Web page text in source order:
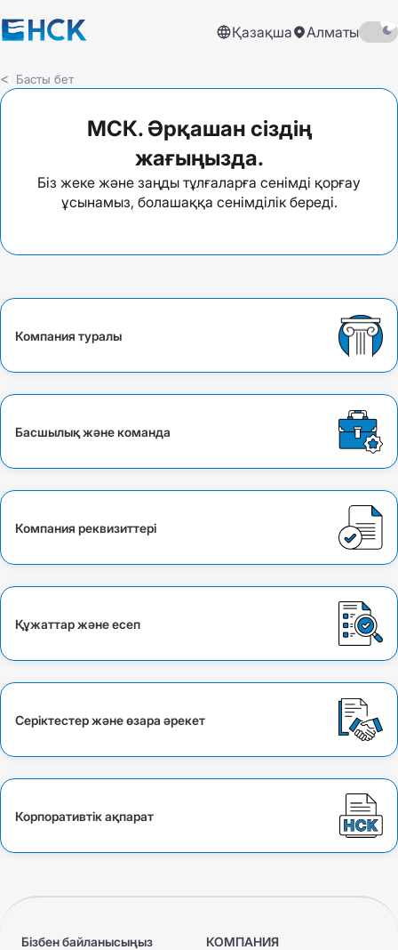
Қазақша Алматы
Басты бет
МСК. Әрқашан сіздің
жағыңызда.
Біз жеке және заңды тұлғаларға сенімді қорғау
ұсынамыз, болашаққа сенімділік береді.
Компания туралы
Басшылық және команда
Компания реквизиттері
Құжаттар және есеп
Серіктестер және өзара әрекет
Корпоративтік ақпарат
Бізбен байланысыңыз КОМПАНИЯ